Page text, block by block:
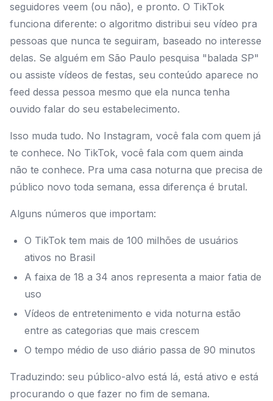
seguidores veem (ou não), e pronto. O TikTok
funciona diferente: o algoritmo distribui seu vídeo pra
pessoas que nunca te seguiram, baseado no interesse
delas. Se alguém em São Paulo pesquisa "balada SP"
ou assiste vídeos de festas, seu conteúdo aparece no
feed dessa pessoa mesmo que ela nunca tenha
ouvido falar do seu estabelecimento.
Isso muda tudo. No Instagram, você fala com quem já
te conhece. No TikTok, você fala com quem ainda
não te conhece. Pra uma casa noturna que precisa de
público novo toda semana, essa diferença é brutal.
Alguns números que importam:
O TikTok tem mais de 100 milhões de usuários
ativos no Brasil
A faixa de 18 a 34 anos representa a maior fatia de
uso
Vídeos de entretenimento e vida noturna estão
entre as categorias que mais crescem
O tempo médio de uso diário passa de 90 minutos
Traduzindo: seu público-alvo está lá, está ativo e está
procurando o que fazer no fim de semana.